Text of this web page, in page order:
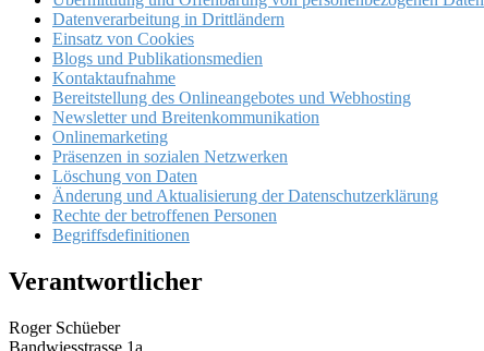
Datenverarbeitung in Drittländern
Einsatz von Cookies
Blogs und Publikationsmedien
Kontaktaufnahme
Bereitstellung des Onlineangebotes und Webhosting
Newsletter und Breitenkommunikation
Onlinemarketing
Präsenzen in sozialen Netzwerken
Löschung von Daten
Änderung und Aktualisierung der Datenschutzerklärung
Rechte der betroffenen Personen
Begriffsdefinitionen
Verantwortlicher
Roger Schüeber
Bandwiesstrasse 1a